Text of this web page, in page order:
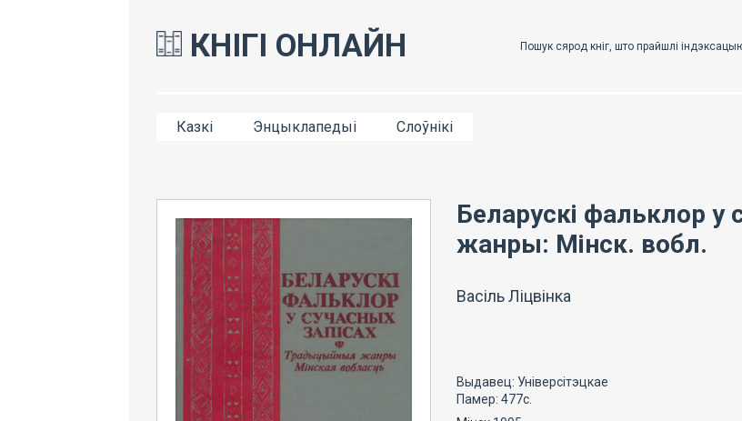
КНІГІ ОНЛАЙН
Казкі Энцыклапедыі Слоўнікі
Беларускі фальклор у
жанры: Мінск. вобл.
Васіль Ліцвінка
Выдавец: Універсітэцкае
Памер: 477с.